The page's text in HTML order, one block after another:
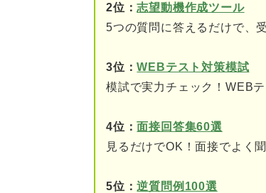
長所のポジティブ
ステップ①企
ステップ②ポ
ステップ③ポ
2位：志望動機作成ツール
5つの質問に答えるだけで、
3位：WEBテスト対策模試
模試で実力チェック！WEB
4位：面接回答集60選
見るだけでOK！面接でよく
5位：逆質問例100選